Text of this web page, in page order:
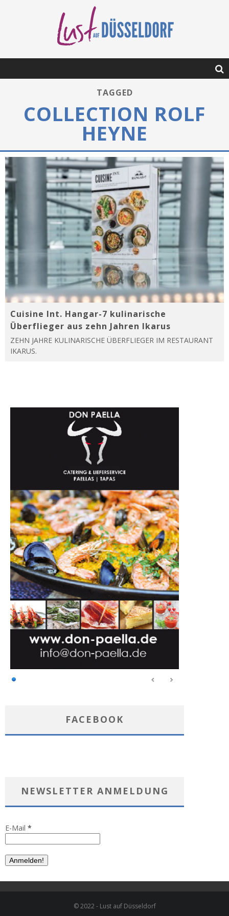
TAGGED
COLLECTION ROLF
HEYNE
Cuisine Int. Hangar-7 kulinarische
Überflieger aus zehn Jahren Ikarus
ZEHN JAHRE KULINARISCHE ÜBERFLIEGER IM RESTAURANT
IKARUS.
FACEBOOK
NEWSLETTER ANMELDUNG
E-Mail *
© 2022 - Lust auf Düsseldorf